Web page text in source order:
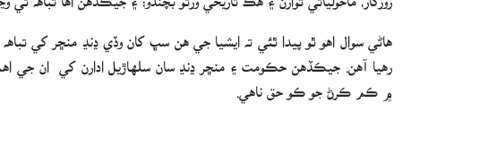
هاڻي سوال اهو ٿو پيدا ٿئي ته ايشيا جي هن سڀ کان وڏي ڍنڍ منڇر کي
رهيا آهن. جيڪڏهن حڪومت ۽ منڇر ڍنڍ سان سلهاڙيل ادارن کي ان جي
۾ ڪم ڪرڻ جو ڪو حق ناهي.